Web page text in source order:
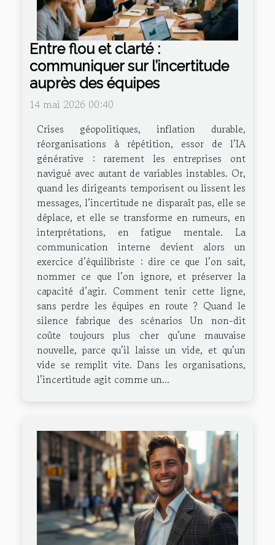
Entre flou et clarté :
communiquer sur l’incertitude
auprès des équipes
14 mai 2026 00:40
Crises géopolitiques, inflation durable,
réorganisations à répétition, essor de l’IA
générative : rarement les entreprises ont
navigué avec autant de variables instables. Or,
quand les dirigeants temporisent ou lissent les
messages, l’incertitude ne disparaît pas, elle se
déplace, et elle se transforme en rumeurs, en
interprétations, en fatigue mentale. La
communication interne devient alors un
exercice d’équilibriste : dire ce que l’on sait,
nommer ce que l’on ignore, et préserver la
capacité d’agir. Comment tenir cette ligne,
sans perdre les équipes en route ? Quand le
silence fabrique des scénarios Un non-dit
coûte toujours plus cher qu’une mauvaise
nouvelle, parce qu’il laisse un vide, et qu’un
vide se remplit vite. Dans les organisations,
l’incertitude agit comme un...